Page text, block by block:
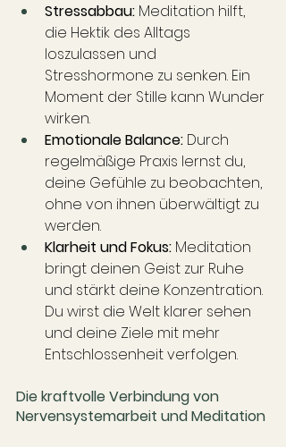
Stressabbau: Meditation hilft,
die Hektik des Alltags
loszulassen und
Stresshormone zu senken. Ein
Moment der Stille kann Wunder
wirken.
Emotionale Balance: Durch
regelmäßige Praxis lernst du,
deine Gefühle zu beobachten,
ohne von ihnen überwältigt zu
werden.
Klarheit und Fokus: Meditation
bringt deinen Geist zur Ruhe
und stärkt deine Konzentration.
Du wirst die Welt klarer sehen
und deine Ziele mit mehr
Entschlossenheit verfolgen.
Die kraftvolle Verbindung von
Nervensystemarbeit und Meditation